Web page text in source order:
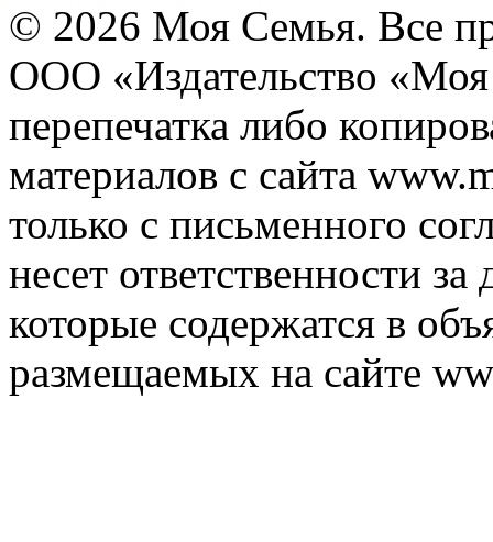
© 2026 Моя Семья. Все
ООО «Издательство
перепечатка либо
материалов с сайта
только с письменного
несет ответственности
которые содержатся в
размещаемых на сайте